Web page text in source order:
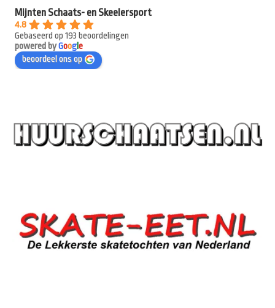
Mijnten Schaats- en Skeelersport
4.8
Gebaseerd op 193 beoordelingen
powered byGooge
beoordeel ons op